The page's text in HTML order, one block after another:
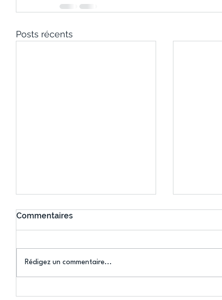
Posts récents
Commentaires
Rédigez un commentaire...